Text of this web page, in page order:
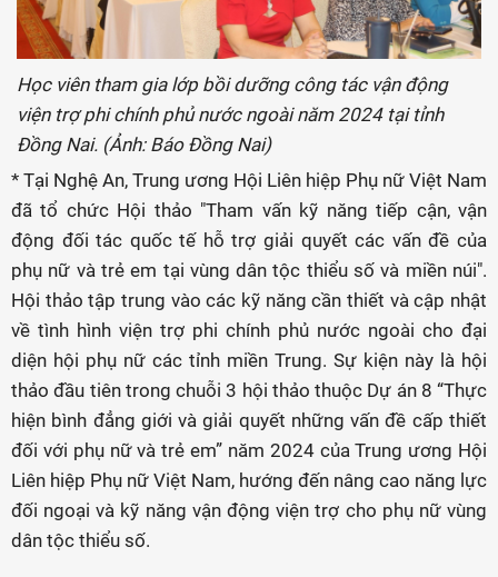
Học viên tham gia lớp bồi dưỡng công tác vận động
viện trợ phi chính phủ nước ngoài năm 2024 tại tỉnh
Đồng Nai. (Ảnh: Báo Đồng Nai)
* Tại Nghệ An, Trung ương Hội Liên hiệp Phụ nữ Việt Nam
đã tổ chức Hội thảo "Tham vấn kỹ năng tiếp cận, vận
động đối tác quốc tế hỗ trợ giải quyết các vấn đề của
phụ nữ và trẻ em tại vùng dân tộc thiểu số và miền núi".
Hội thảo tập trung vào các kỹ năng cần thiết và cập nhật
về tình hình viện trợ phi chính phủ nước ngoài cho đại
diện hội phụ nữ các tỉnh miền Trung. Sự kiện này là hội
thảo đầu tiên trong chuỗi 3 hội thảo thuộc Dự án 8 “Thực
hiện bình đẳng giới và giải quyết những vấn đề cấp thiết
đối với phụ nữ và trẻ em” năm 2024 của Trung ương Hội
Liên hiệp Phụ nữ Việt Nam, hướng đến nâng cao năng lực
đối ngoại và kỹ năng vận động viện trợ cho phụ nữ vùng
dân tộc thiểu số.